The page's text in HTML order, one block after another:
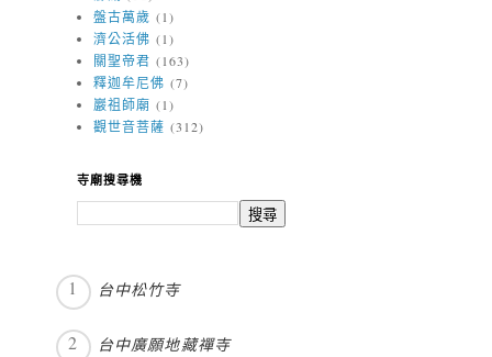
盤古萬歲 (1)
濟公活佛 (1)
關聖帝君 (163)
釋迦牟尼佛 (7)
巖祖師廟 (1)
觀世音菩薩 (312)
寺廟搜尋機
台中松竹寺
台中廣願地藏禪寺